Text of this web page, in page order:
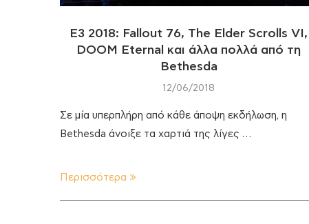
E3 2018: Fallout 76, The Elder Scrolls VI,
DOOM Eternal και άλλα πολλά από τη
Bethesda
12/06/2018
Σε μία υπερπλήρη από κάθε άποψη εκδήλωση, η
Bethesda άνοιξε τα χαρτιά της λίγες …
Περισσότερα